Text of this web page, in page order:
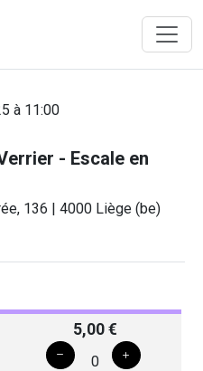
à 11:00
- Escale en
136 | 4000 Liège (be)
5,00 €
0